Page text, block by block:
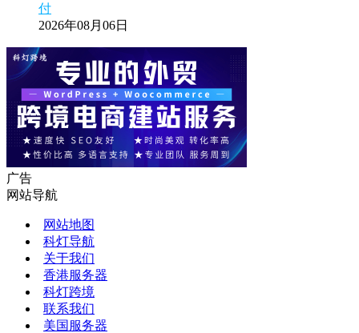
付
2026年08月06日
广告
网站导航
网站地图
科灯导航
关于我们
香港服务器
科灯跨境
联系我们
美国服务器